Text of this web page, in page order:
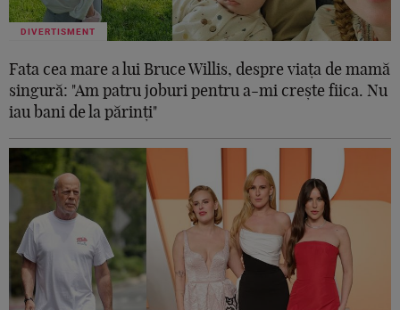
DIVERTISMENT
Fata cea mare a lui Bruce Willis, despre viața de mamă
singură: "Am patru joburi pentru a-mi crește fiica. Nu
iau bani de la părinți"